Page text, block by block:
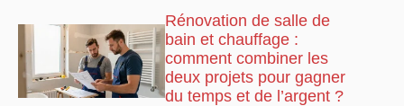
Rénovation de salle de
bain et chauffage :
comment combiner les
deux projets pour gagner
du temps et de l’argent ?